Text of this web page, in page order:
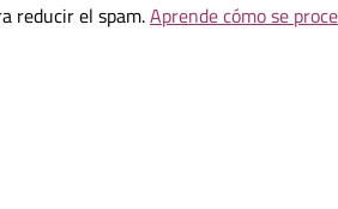
reducir el spam.Aprende cómo se